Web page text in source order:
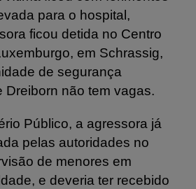
para o hospital,
ficou detida no Centro
em Schrassig,
de segurança
Dreiborn não tem vagas.
Público, a agressora já
pelas autoridades no
de menores em
e deveria ter recebido